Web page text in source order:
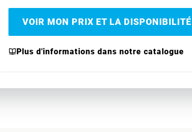
VOIR MON PRIX ET LA DISPONIBILITÉ
Plus d'informations dans notre catalogue